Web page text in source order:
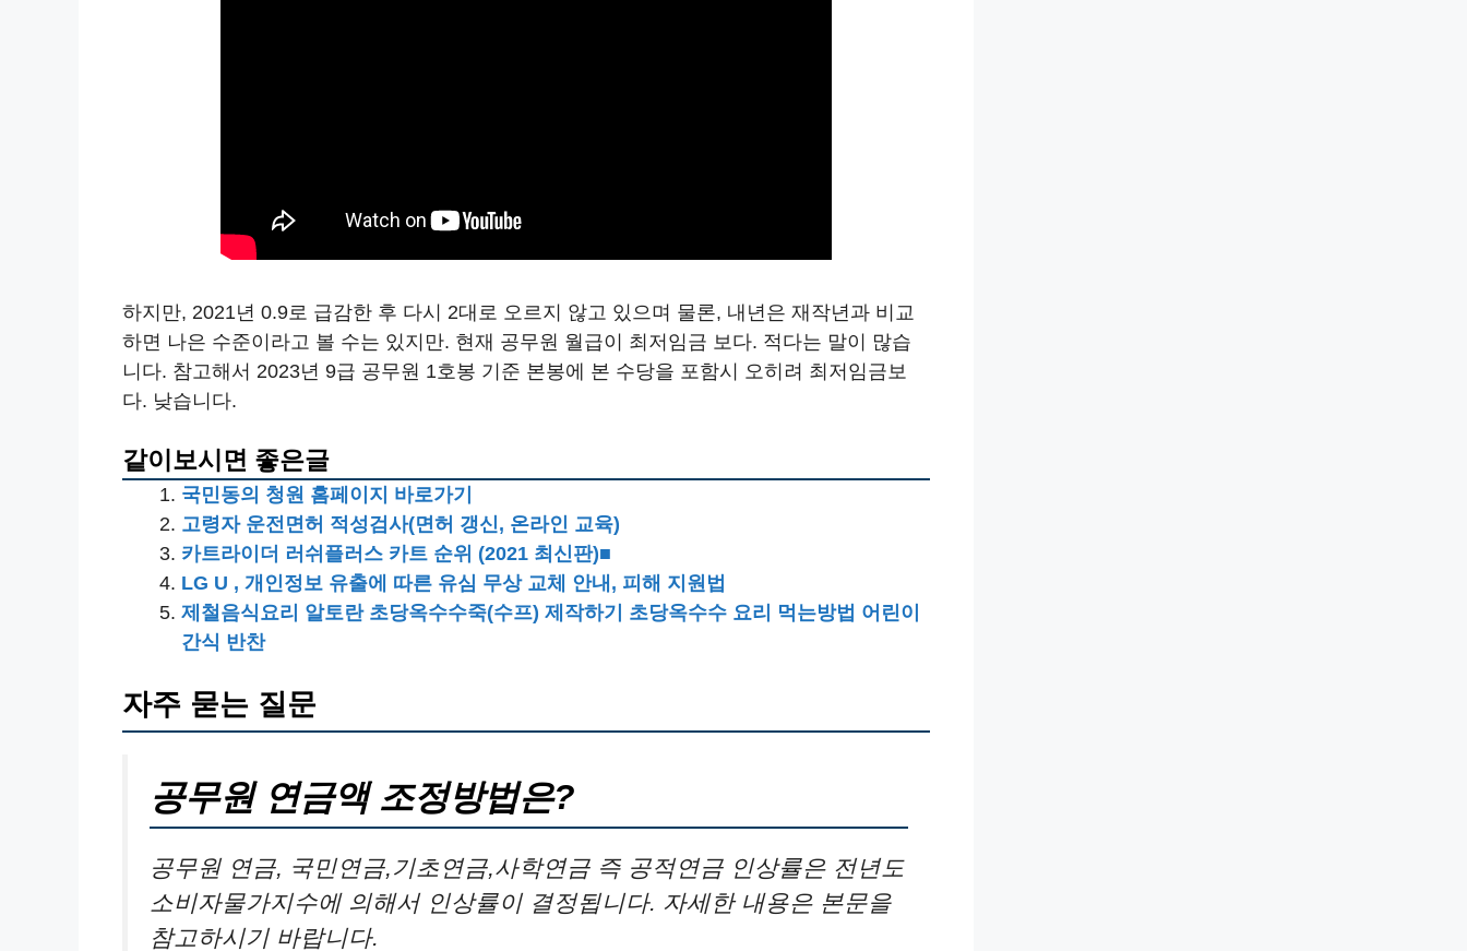
하지만, 2021년 0.9로 급감한 후 다시 2대로 오르지 않고 있으며 물론, 내년은 재작년과 비교
하면 나은 수준이라고 볼 수는 있지만. 현재 공무원 월급이 최저임금 보다. 적다는 말이 많습
니다. 참고해서 2023년 9급 공무원 1호봉 기준 본봉에 본 수당을 포함시 오히려 최저임금보
다. 낮습니다.
같이보시면 좋은글
국민동의 청원 홈페이지 바로가기
고령자 운전면허 적성검사(면허 갱신, 온라인 교육)
카트라이더 러쉬플러스 카트 순위 (2021 최신판)■
LG U , 개인정보 유출에 따른 유심 무상 교체 안내, 피해 지원법
제철음식요리 알토란 초당옥수수죽(수프) 제작하기 초당옥수수 요리 먹는방법 어린이
간식 반찬
자주 묻는 질문
공무원 연금액 조정방법은?
공무원 연금, 국민연금,기초연금,사학연금 즉 공적연금 인상률은 전년도
소비자물가지수에 의해서 인상률이 결정됩니다. 자세한 내용은 본문을
참고하시기 바랍니다.